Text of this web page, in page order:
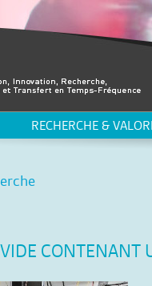
RECHERCHE &
CONTENANT